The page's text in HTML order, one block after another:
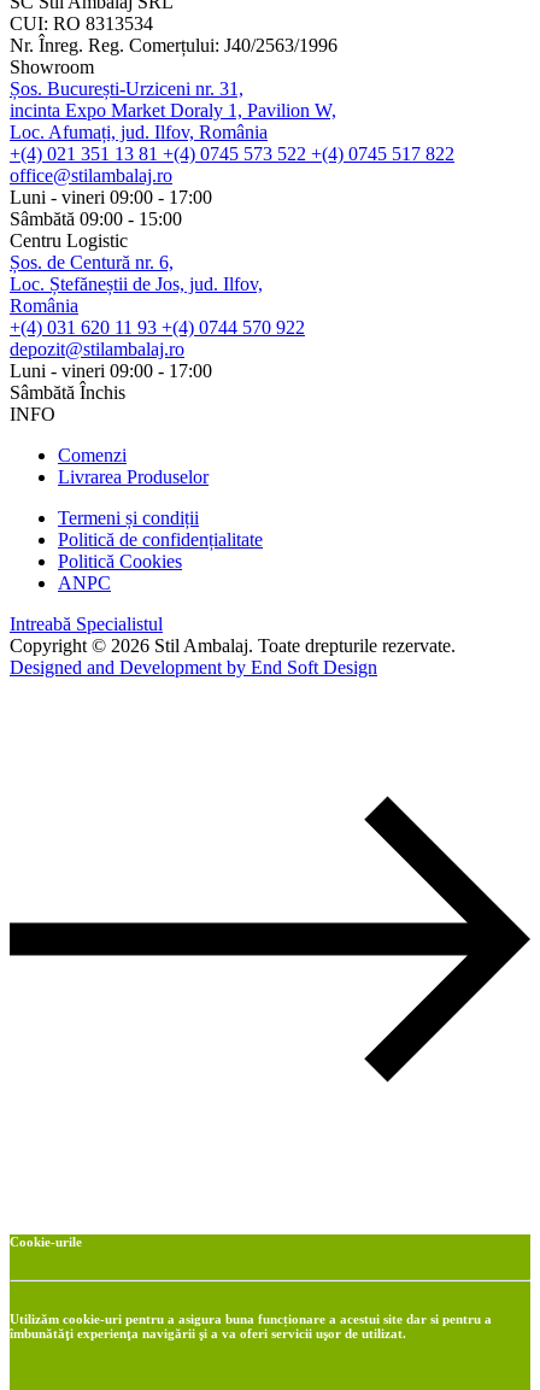
CUI: RO 8313534
Nr. Înreg. Reg. Comerțului: J40/2563/1996
Showroom
Șos. București-Urziceni nr. 31,
incinta Expo Market Doraly 1, Pavilion W,
Loc. Afumați, jud. Ilfov, România
+(4) 021 351 13 81 +(4) 0745 573 522 +(4) 0745 517 822
office@stilambalaj.ro
Luni - vineri 09:00 - 17:00
Sâmbătă 09:00 - 15:00
Centru Logistic
Șos. de Centură nr. 6,
Loc. Ștefăneștii de Jos, jud. Ilfov,
România
+(4) 031 620 11 93 +(4) 0744 570 922
depozit@stilambalaj.ro
Luni - vineri 09:00 - 17:00
Sâmbătă Închis
INFO
Comenzi
Livrarea Produselor
Termeni și condiții
Politică de confidențialitate
Politică Cookies
ANPC
Intreabă Specialistul
Copyright © 2026 Stil Ambalaj. Toate drepturile rezervate.
Designed and Development by End Soft Design
Cookie-urile
Utilizăm cookie-uri pentru a asigura buna funcționare a acestui site dar si pentru a
îmbunătăţi experienţa navigării şi a va oferi servicii uşor de utilizat.